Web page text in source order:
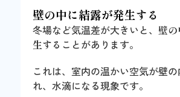
壁の中に結露が発生する
冬場など気温差が大きいと、壁
生する ことがあります。
これは、室内の温かい空気が壁
れ、水滴になる現象です。